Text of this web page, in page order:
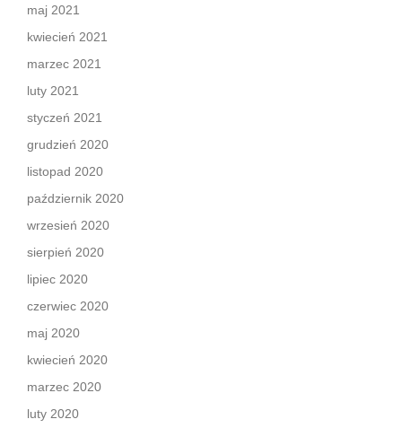
maj 2021
kwiecień 2021
marzec 2021
luty 2021
styczeń 2021
grudzień 2020
listopad 2020
październik 2020
wrzesień 2020
sierpień 2020
lipiec 2020
czerwiec 2020
maj 2020
kwiecień 2020
marzec 2020
luty 2020